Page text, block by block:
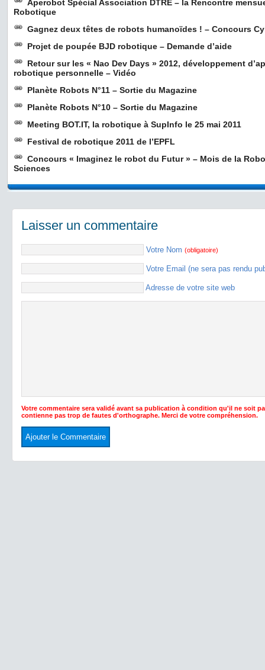
Aperobot Spécial Association DTRE – la Rencontre
Robotique
Gagnez deux têtes de robots humanoïdes ! – Concours
Projet de poupée BJD robotique – Demande d’aide
Retour sur les « Nao Dev Days » 2012, développement
robotique personnelle – Vidéo
Planète Robots N°11 – Sortie du Magazine
Planète Robots N°10 – Sortie du Magazine
Meeting BOT.IT, la robotique à SupInfo le 25 mai 2011
Festival de robotique 2011 de l’EPFL
Concours « Imaginez le robot du Futur » – Mois de la
Sciences
Laisser un commentaire
Votre Nom (obligatoire)
Votre Email (ne sera pas rendu
Adresse de votre site web
Votre commentaire sera validé avant sa publication à condition qu'il ne soit
contienne pas trop de fautes d'orthographe. Merci de votre compréhension.